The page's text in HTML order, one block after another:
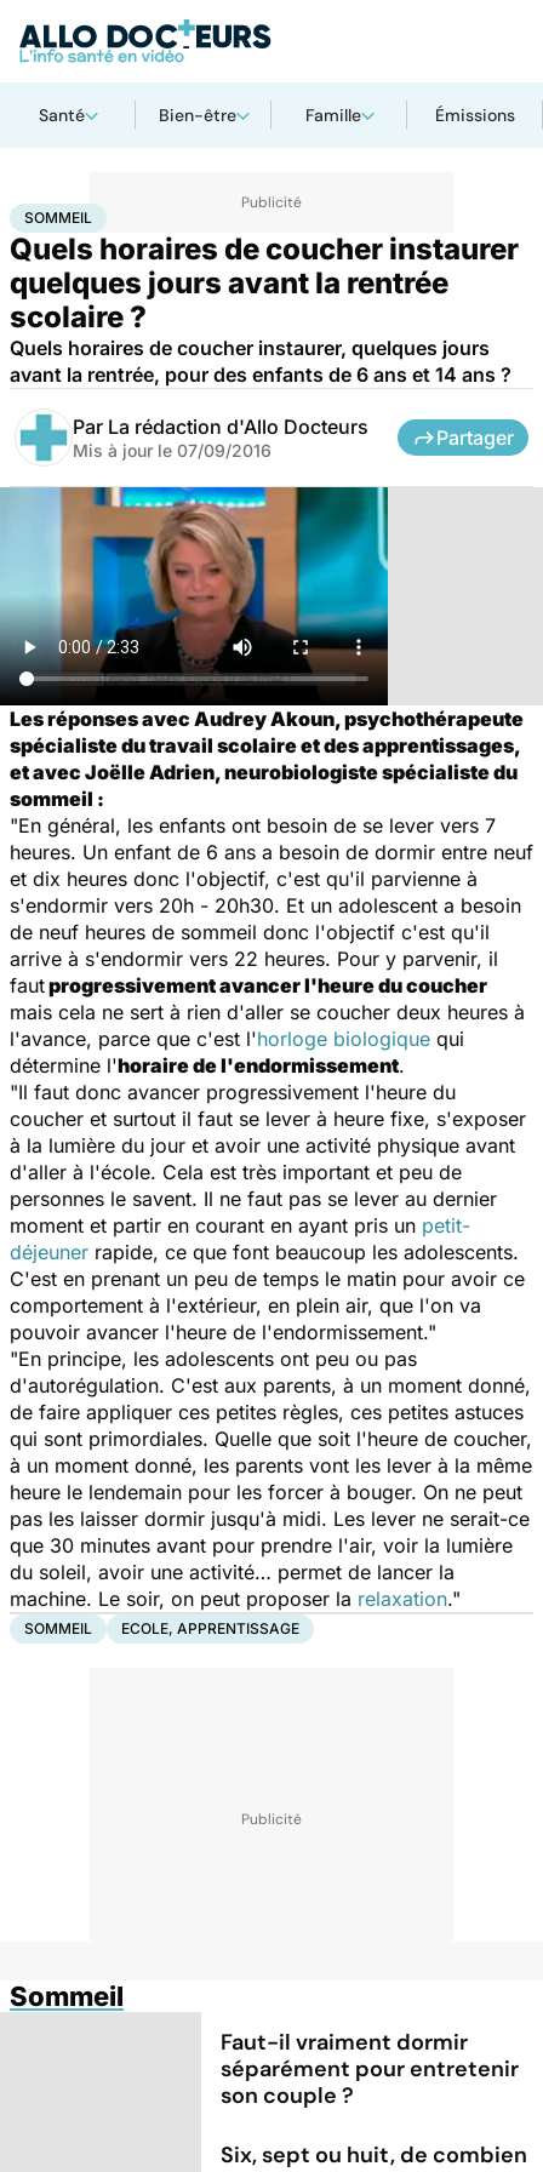
Santé Bien-être Famille Émissions
AccueilSanté
SOMMEIL
Quels horaires de coucher instaurer
quelques jours avant la rentrée
scolaire ?
Quels horaires de coucher instaurer, quelques jours
avant la rentrée, pour des enfants de 6 ans et 14 ans ?
Par La rédaction d'Allo Docteurs
Mis à jour le 07/09/2016
Partager
Les réponses avec Audrey Akoun, psychothérapeute
spécialiste du travail scolaire et des apprentissages,
et avec Joëlle Adrien, neurobiologiste spécialiste du
sommeil :
"En général, les enfants ont besoin de se lever vers 7
heures. Un enfant de 6 ans a besoin de dormir entre neuf
et dix heures donc l'objectif, c'est qu'il parvienne à
s'endormir vers 20h - 20h30. Et un adolescent a besoin
de neuf heures de sommeil donc l'objectif c'est qu'il
arrive à s'endormir vers 22 heures. Pour y parvenir, il
fautprogressivement avancer l'heure du coucher
mais cela ne sert à rien d'aller se coucher deux heures à
l'avance, parce que c'est l'horloge biologique qui
détermine l'horaire de l'endormissement.
"Il faut donc avancer progressivement l'heure du
coucher et surtout il faut se lever à heure fixe, s'exposer
à la lumière du jour et avoir une activité physique avant
d'aller à l'école. Cela est très important et peu de
personnes le savent. Il ne faut pas se lever au dernier
moment et partir en courant en ayant pris un petit-
déjeuner rapide, ce que font beaucoup les adolescents.
C'est en prenant un peu de temps le matin pour avoir ce
comportement à l'extérieur, en plein air, que l'on va
pouvoir avancer l'heure de l'endormissement."
"En principe, les adolescents ont peu ou pas
d'autorégulation. C'est aux parents, à un moment donné,
de faire appliquer ces petites règles, ces petites astuces
qui sont primordiales. Quelle que soit l'heure de coucher,
à un moment donné, les parents vont les lever à la même
heure le lendemain pour les forcer à bouger. On ne peut
pas les laisser dormir jusqu'à midi. Les lever ne serait-ce
que 30 minutes avant pour prendre l'air, voir la lumière
du soleil, avoir une activité… permet de lancer la
machine. Le soir, on peut proposer la relaxation."
SOMMEIL ECOLE, APPRENTISSAGE
Sommeil
Faut-il vraiment dormir
séparément pour entretenir
son couple ?
Six, sept ou huit, de combien